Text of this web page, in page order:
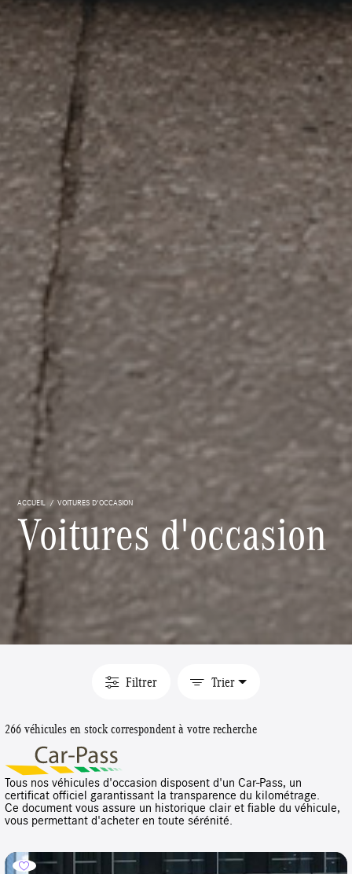
ACCUEIL VOITURES D'OCCASION
Voitures d'occasion
Filtrer Trier
266 véhicules en stock correspondent à votre recherche
Tous nos véhicules d'occasion disposent d'un Car-Pass, un
certificat officiel garantissant la transparence du kilométrage.
Ce document vous assure un historique clair et fiable du véhicule,
vous permettant d'acheter en toute sérénité.